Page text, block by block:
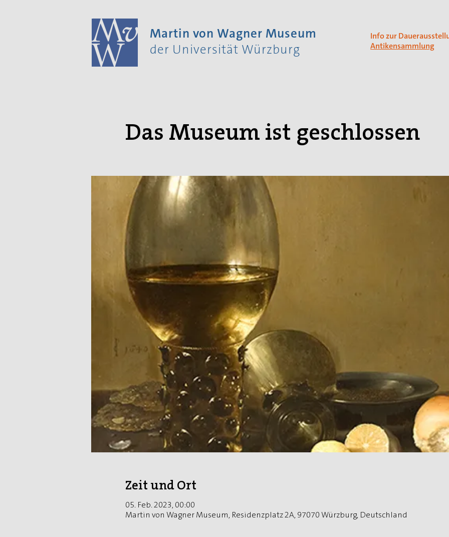
Martin von Wagner Museum
der Universität Würzburg
Info zur
Antikensammlung
Das Museum ist geschlossen
Zeit und Ort
05. Feb. 2023, 00:00
Martin von Wagner Museum, Residenzplatz 2A, 97070 Würzburg, Deutschland